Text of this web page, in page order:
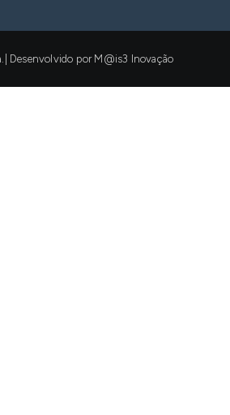
Desenvolvido por M@is3 Inovação